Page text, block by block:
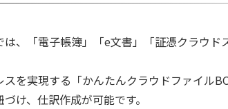
は、「電子帳簿」「e文書」「証憑クラウ
スを実現する「かんたんクラウドファイル
け、仕訳作成が可能です。